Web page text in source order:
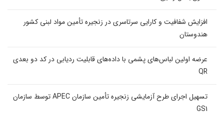
افزایش شفافیت و کارایی سرتاسری در زنجیره تأمین مواد لبنی کشور
هندوستان
عرضه اولین لباس‌های پشمی با داده‌های قابلیت ردیابی در کد دو بعدی
QR
تسهیل اجرای طرح آزمایشی زنجیره تأمین سازمان APEC توسط سازمان
GS1